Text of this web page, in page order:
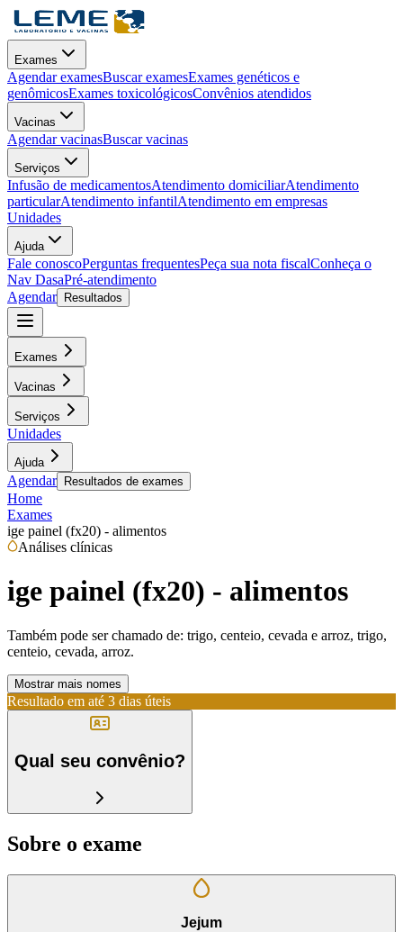
Exames
Agendar examesBuscar examesExames genéticos e
genômicosExames toxicológicosConvênios atendidos
Vacinas
Agendar vacinasBuscar vacinas
Serviços
Infusão de medicamentosAtendimento domiciliarAtendimento
particularAtendimento infantilAtendimento em empresas
Unidades
Ajuda
Fale conoscoPerguntas frequentesPeça sua nota fiscalConheça o
Nav DasaPré-atendimento
Agendar
Resultados
Exames
Vacinas
Serviços
Unidades
Ajuda
Agendar Resultados de exames
Home
Exames
ige painel (fx20) - alimentos
Análises clínicas
ige painel (fx20) - alimentos
Também pode ser chamado de: trigo, centeio, cevada e arroz, trigo,
centeio, cevada, arroz.
Mostrar mais nomes
Resultado em até 3 dias úteis
Qual seu convênio?
Sobre o exame
Jejum